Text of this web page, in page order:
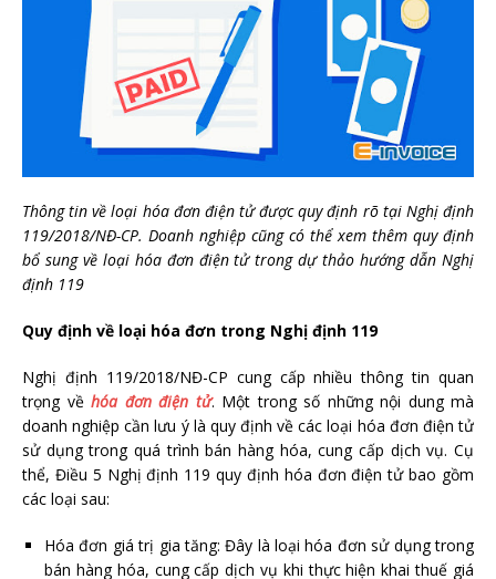
Thông tin về loại hóa đơn điện tử được quy định rõ tại Nghị định
119/2018/NĐ-CP. Doanh nghiệp cũng có thể xem thêm quy định
bổ sung về loại hóa đơn điện tử trong dự thảo hướng dẫn Nghị
định 119
Quy định về loại hóa đơn trong Nghị định 119
Nghị định 119/2018/NĐ-CP cung cấp nhiều thông tin quan
trọng về hóa đơn điện tử. Một trong số những nội dung mà
doanh nghiệp cần lưu ý là quy định về các loại hóa đơn điện tử
sử dụng trong quá trình bán hàng hóa, cung cấp dịch vụ. Cụ
thể, Điều 5 Nghị định 119 quy định hóa đơn điện tử bao gồm
các loại sau:
Hóa đơn giá trị gia tăng: Đây là loại hóa đơn sử dụng trong
bán hàng hóa, cung cấp dịch vụ khi thực hiện khai thuế giá